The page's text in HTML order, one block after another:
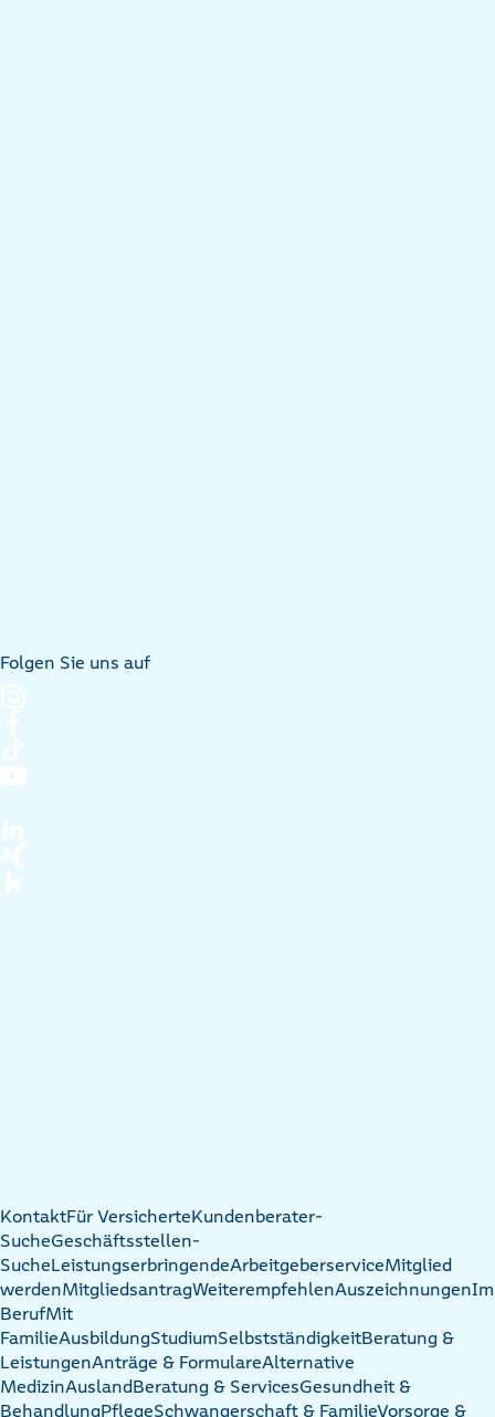
Folgen Sie uns auf
KontaktFür VersicherteKundenberater-
SucheGeschäftsstellen-
SucheLeistungserbringendeArbeitgeberserviceMitglied
werdenMitgliedsantragWeiterempfehlenAuszeichnungenIm
BerufMit
FamilieAusbildungStudiumSelbstständigkeitBeratung &
LeistungenAnträge & FormulareAlternative
MedizinAuslandBeratung & ServicesGesundheit &
BehandlungPflegeSchwangerschaft & FamilieVorsorge &